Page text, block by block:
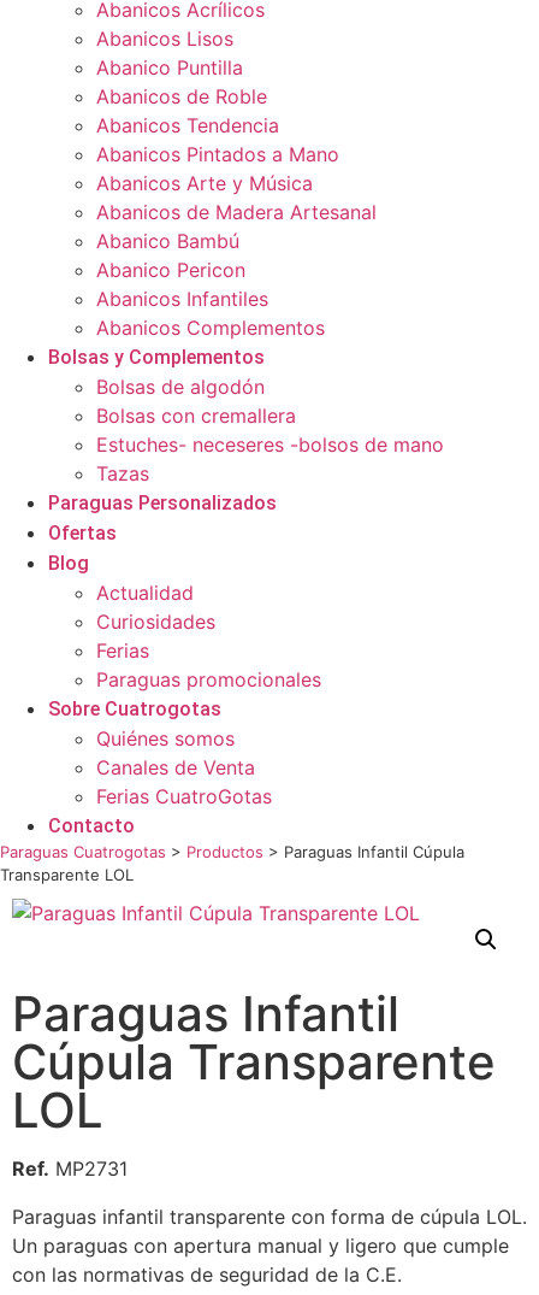
Abanicos Acrílicos
Abanicos Lisos
Abanico Puntilla
Abanicos de Roble
Abanicos Tendencia
Abanicos Pintados a Mano
Abanicos Arte y Música
Abanicos de Madera Artesanal
Abanico Bambú
Abanico Pericon
Abanicos Infantiles
Abanicos Complementos
Bolsas y Complementos
Bolsas de algodón
Bolsas con cremallera
Estuches- neceseres -bolsos de mano
Tazas
Paraguas Personalizados
Ofertas
Blog
Actualidad
Curiosidades
Ferias
Paraguas promocionales
Sobre Cuatrogotas
Quiénes somos
Canales de Venta
Ferias CuatroGotas
Contacto
Paraguas Cuatrogotas > Productos > Paraguas Infantil Cúpula
Transparente LOL
Paraguas Infantil
Cúpula Transparente
LOL
Ref. MP2731
Paraguas infantil transparente con forma de cúpula LOL.
Un paraguas con apertura manual y ligero que cumple
con las normativas de seguridad de la C.E.